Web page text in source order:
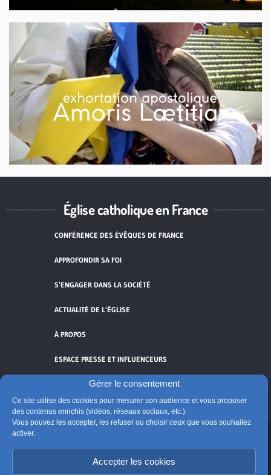
Gérer le consentement
Ce site utilise des cookies pour mesurer son audience et vous proposer
des contenus enrichis (vidéos, réseaux sociaux, etc.).
Vous pouvez les accepter, les refuser ou choisir ceux que vous souhaitez
activer.
Accepter les cookies
Église catholique en France
CONFÉRENCE DES ÉVÊQUES DE FRANCE
APPROFONDIR SA FOI
S’ENGAGER DANS LA SOCIÉTÉ
ACTUALITÉ DE L’ÉGLISE
À PROPOS
ESPACE PRESSE ET INFLUENCEURS
Cliquez pour accepter les cookies de
vidéos et réseaux sociaux et activer ce
© Église catholique en France